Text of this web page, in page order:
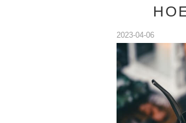
2023-04-06